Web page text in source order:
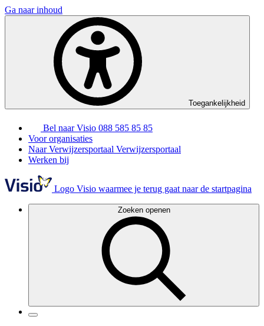
Ga naar inhoud
Toegankelijkheid
Bel naar Visio 088 585 85 85
Voor organisaties
Naar Verwijzersportaal Verwijzersportaal
Werken bij
Logo Visio waarmee je terug gaat naar de startpagina
Zoeken openen